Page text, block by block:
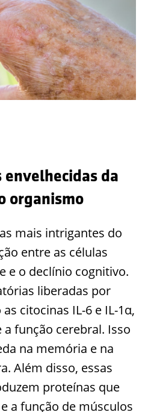
envelhecidas da
organismo
mais intrigantes do
entre as células
e o declínio cognitivo.
liberadas por
citocinas IL-6 e IL-1α,
função cerebral. Isso
na memória e na
Além disso, essas
proteínas que
a função de músculos